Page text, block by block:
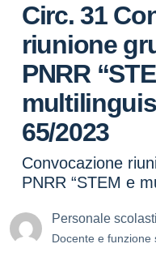
Circ. 31
riunione
PNRR
65/2023
Convocazione
PNRR “STEM e
Personale
Docente e funzione